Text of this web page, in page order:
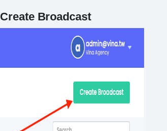
Create Broadcast